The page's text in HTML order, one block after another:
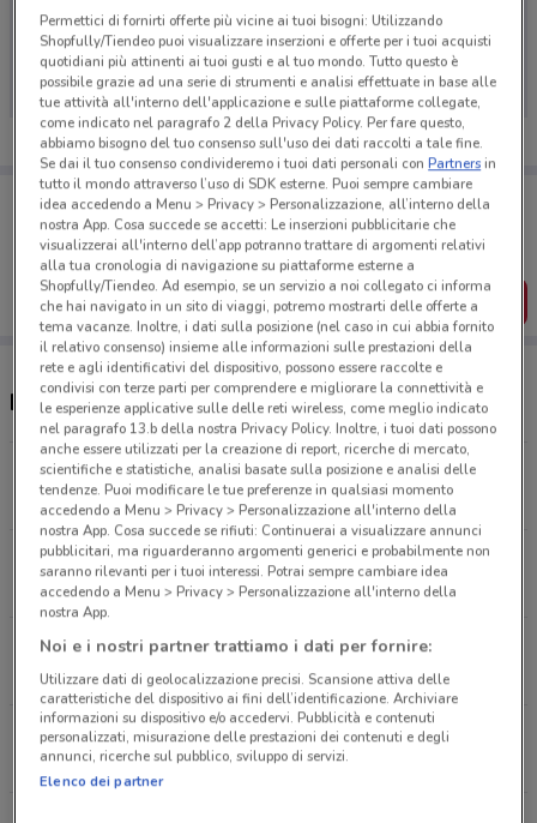
Ci dispiace, al momento non abbiamo pubblicato
volantini nella tua zona. Riprova più tardi.
Porta DoveConviene sempre con te!
Puoi trovare le migliori offerte dei negozi vicino a te,
salvarle e creare la tua lista del risparmio, comodamente
dal tuo cellulare.
SCARICA L’APP
Negozi VoltaNatura a Corsico
Via Trieste 24 Buccinasco
518 m
Via Benedetto Croce 2 Cesano Boscone
1.9 km
Via Repubblica 2 Cesano Boscone
2.1 km
Via Marchesina 11 Trezzano Sul Naviglio
3 km
Permettici di fornirti offerte più vicine ai tuoi bisogni: Utilizzando
Shopfully/Tiendeo puoi visualizzare inserzioni e offerte per i tuoi acquisti
quotidiani più attinenti ai tuoi gusti e al tuo mondo. Tutto questo è
possibile grazie ad una serie di strumenti e analisi effettuate in base alle
tue attività all'interno dell'applicazione e sulle piattaforme collegate,
come indicato nel paragrafo 2 della Privacy Policy. Per fare questo,
abbiamo bisogno del tuo consenso sull'uso dei dati raccolti a tale fine.
Se dai il tuo consenso condivideremo i tuoi dati personali conPartnersin
tutto il mondo attraverso l’uso di SDK esterne. Puoi sempre cambiare
idea accedendo a Menu > Privacy > Personalizzazione, all’interno della
nostra App. Cosa succede se accetti: Le inserzioni pubblicitarie che
visualizzerai all'interno dell’app potranno trattare di argomenti relativi
alla tua cronologia di navigazione su piattaforme esterne a
Shopfully/Tiendeo. Ad esempio, se un servizio a noi collegato ci informa
che hai navigato in un sito di viaggi, potremo mostrarti delle offerte a
tema vacanze. Inoltre, i dati sulla posizione (nel caso in cui abbia fornito
il relativo consenso) insieme alle informazioni sulle prestazioni della
rete e agli identificativi del dispositivo, possono essere raccolte e
condivisi con terze parti per comprendere e migliorare la connettività e
le esperienze applicative sulle delle reti wireless, come meglio indicato
nel paragrafo 13.b della nostra Privacy Policy. Inoltre, i tuoi dati possono
anche essere utilizzati per la creazione di report, ricerche di mercato,
scientifiche e statistiche, analisi basate sulla posizione e analisi delle
tendenze. Puoi modificare le tue preferenze in qualsiasi momento
accedendo a Menu > Privacy > Personalizzazione all'interno della
nostra App. Cosa succede se rifiuti: Continuerai a visualizzare annunci
pubblicitari, ma riguarderanno argomenti generici e probabilmente non
saranno rilevanti per i tuoi interessi. Potrai sempre cambiare idea
accedendo a Menu > Privacy > Personalizzazione all'interno della
nostra App.
Noi e i nostri partner trattiamo i dati per fornire:
Utilizzare dati di geolocalizzazione precisi. Scansione attiva delle
caratteristiche del dispositivo ai fini dell’identificazione. Archiviare
informazioni su dispositivo e/o accedervi. Pubblicità e contenuti
personalizzati, misurazione delle prestazioni dei contenuti e degli
annunci, ricerche sul pubblico, sviluppo di servizi.
Elenco dei partner